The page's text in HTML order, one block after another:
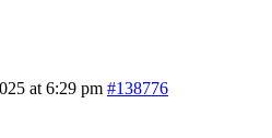
at 6:29 pm #138776